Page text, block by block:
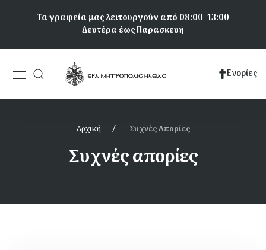
Τα γραφεία μας λειτουργούν από 08:00-13:00
Δευτέρα έως Παρασκευή
Κεντρική
πλοήγηση
Ενορίες
Αρχική Συχνές Απορίες
Συχνές απορίες